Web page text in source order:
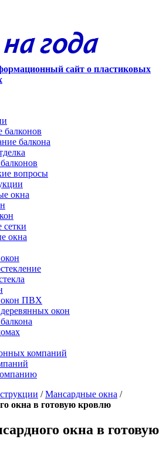
сайт о пластиковых
балконов
балкона
вопросы
окна
окна
окон ПВХ
окон
компаний
/Мансардные окна /
окна в готовую кровлю
окна в готовую